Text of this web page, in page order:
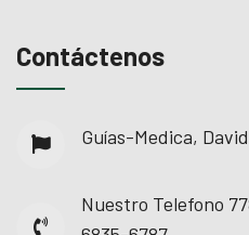
Contáctenos
Guías-Medica,
Nuestro Telefono